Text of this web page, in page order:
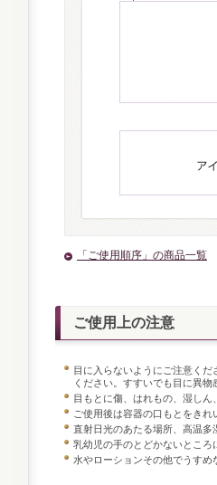
「ご使用順序」の商品一覧
ご使用上の注意
目に入らないようにご注意く
ください。すすいでも目に異物
目もとに傷、はれもの、湿しん
ご使用後は容器の口もとをきれ
直射日光のあたる場所、高温
乳幼児の手のとどかないところ
水やローションその他でうすめ